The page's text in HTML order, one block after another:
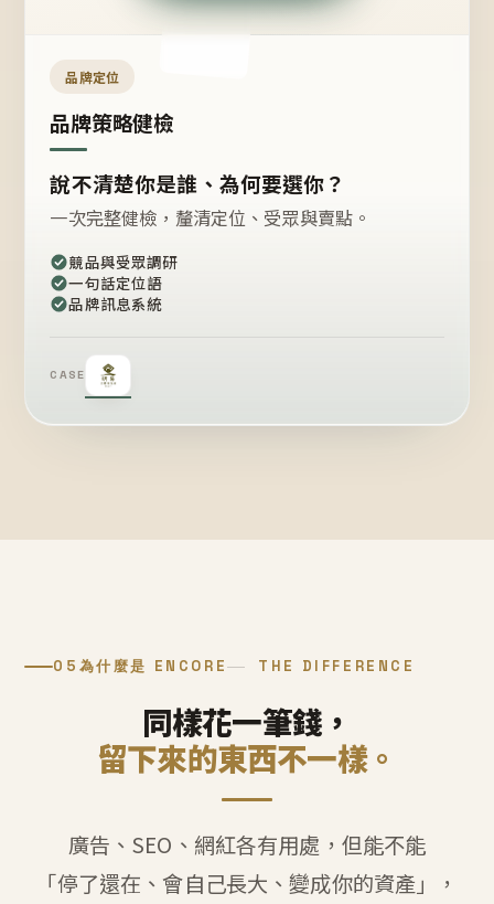
位
品牌定位
品牌策略健檢
說不清楚你是誰、為何要選你？
一次完整健檢，釐清定位、受眾與賣點。
競品與受眾調研
一句話定位語
品牌訊息系統
CASE
05 為什麼是 ENCORE THE DIFFERENCE
同樣花一筆錢，
留下來的東西不一樣。
廣告、SEO、網紅各有用處，但能不能
「停了還在、會自己長大、變成你的資產」，